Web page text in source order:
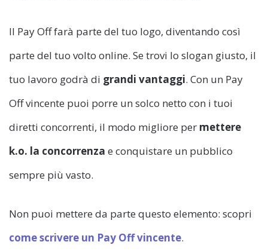
Il Pay Off farà parte del tuo logo, diventando così
parte del tuo volto online. Se trovi lo slogan giusto, il
tuo lavoro godrà di grandi vantaggi. Con un Pay
Off vincente puoi porre un solco netto con i tuoi
diretti concorrenti, il modo migliore per mettere
k.o. la concorrenza e conquistare un pubblico
sempre più vasto.
Non puoi mettere da parte questo elemento: scopri
come scrivere un Pay Off vincente.